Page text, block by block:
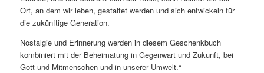
Ort, an dem wir leben, gestaltet werden und sich entwickeln für
die zukünftige Generation.
Nostalgie und Erinnerung werden in diesem Geschenkbuch
kombiniert mit der Beheimatung in Gegenwart und Zukunft, bei
Gott und Mitmenschen und in unserer Umwelt.“